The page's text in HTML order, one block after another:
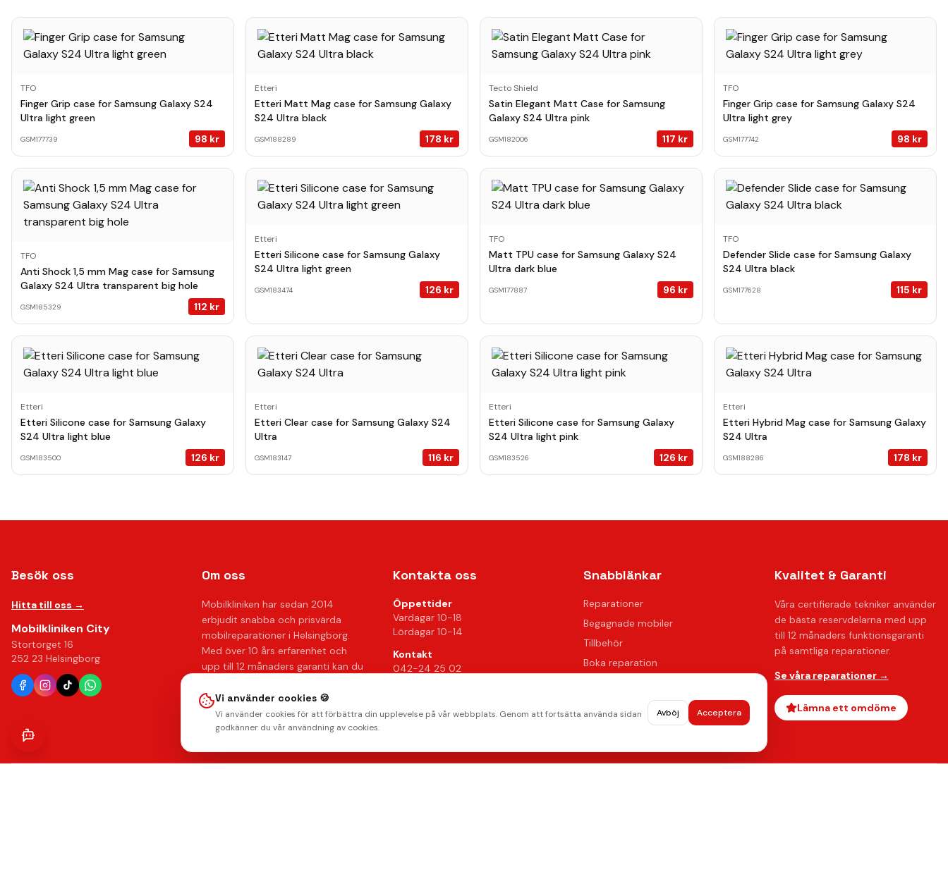
TFO
Finger Grip case for Samsung Galaxy S24
Ultra light green
GSM177739 98 kr
Etteri
Etteri Matt Mag case for Samsung Galaxy
S24 Ultra black
GSM188289 178 kr
Tecto Shield
Satin Elegant Matt Case for Samsung
Galaxy S24 Ultra pink
GSM182006 117 kr
TFO
Finger Grip case for Samsung Galaxy S24
Ultra light grey
GSM177742 98 kr
TFO
Anti Shock 1,5 mm Mag case for Samsung
Galaxy S24 Ultra transparent big hole
GSM185329 112 kr
Etteri
Etteri Silicone case for Samsung Galaxy
S24 Ultra light green
GSM183474 126 kr
TFO
Matt TPU case for Samsung Galaxy S24
Ultra dark blue
GSM177887 96 kr
TFO
Defender Slide case for Samsung Galaxy
S24 Ultra black
GSM177628 115 kr
Etteri
Etteri Silicone case for Samsung Galaxy
S24 Ultra light blue
GSM183500 126 kr
Etteri
Etteri Clear case for Samsung Galaxy S24
Ultra
GSM183147 116 kr
Etteri
Etteri Silicone case for Samsung Galaxy
S24 Ultra light pink
GSM183526 126 kr
Etteri
Etteri Hybrid Mag case for Samsung Galaxy
S24 Ultra
GSM188286 178 kr
Besök oss
Hitta till oss →
Mobilkliniken City
Stortorget 16
252 23 Helsingborg
Om oss
Mobilkliniken har sedan 2014
erbjudit snabba och prisvärda
mobilreparationer i Helsingborg.
Med över 10 års erfarenhet och
upp till 12 månaders garanti kan du
Läs mer om oss →
Kontakta oss
Öppettider
Vardagar 10-18
Lördagar 10-14
Kontakt
042-24 25 02
Org.nr: 556946-9199
Snabblänkar
Reparationer
Begagnade mobiler
Tillbehör
Boka reparation
Kvalitet & Garanti
Våra certifierade tekniker använder
de bästa reservdelarna med upp
till 12 månaders funktionsgaranti
på samtliga reparationer.
Se våra reparationer →
Lämna ett omdöme
Vi använder cookies 🍪
Vi använder cookies för att förbättra din upplevelse på vår webbplats. Genom att fortsätta använda sidan
godkänner du vår användning av cookies.
Avböj Acceptera